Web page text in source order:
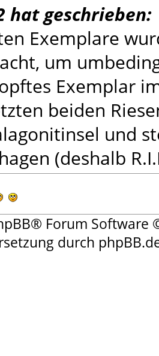
hat geschrieben:
Exemplare
um
Exemplar
beiden
und
(deshalb
® Forum Software
durch